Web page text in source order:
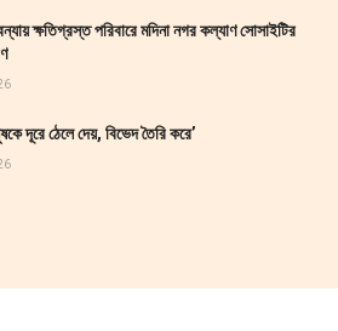
ক্ষতিগ্রস্ত পরিবারে মদিনা নগর কল্যাণ সোসাইটির
দূরে ঠেলে দেয়, বিভেদ তৈরি করে’